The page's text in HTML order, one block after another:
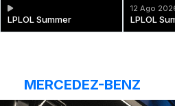
LPLOL Summer
12 Ago
LPLOL
MERCEDEZ-BENZ